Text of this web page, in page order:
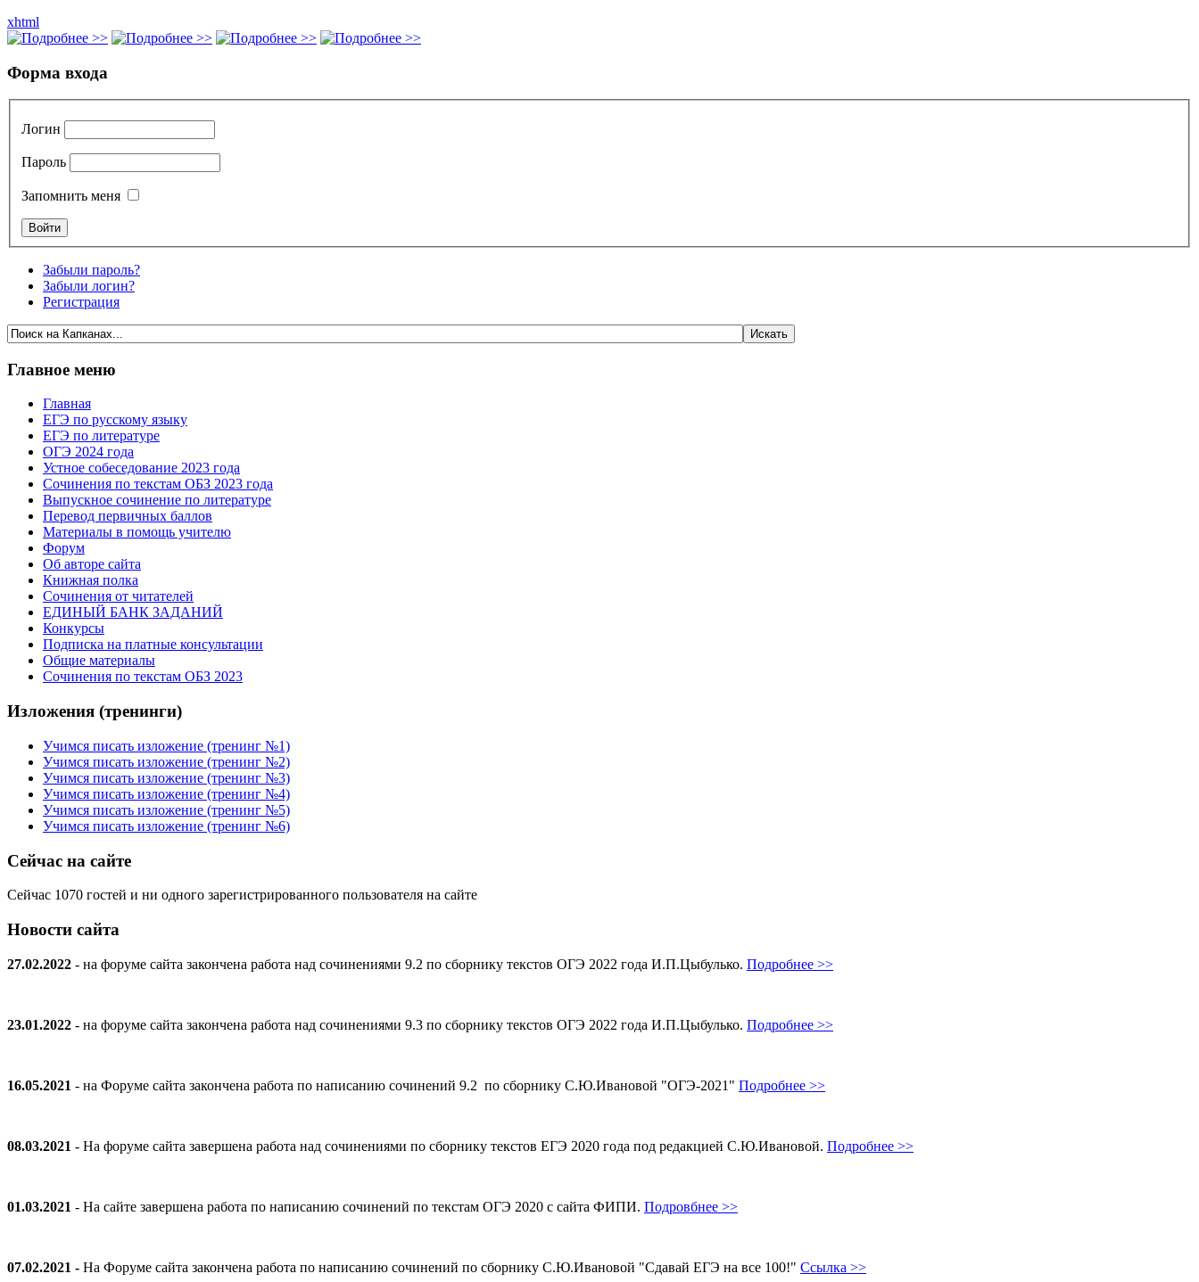
xhtml
Форма входа
Логин
Пароль
Запомнить меня
Забыли пароль?
Забыли логин?
Регистрация
Главное меню
Главная
ЕГЭ по русскому языку
ЕГЭ по литературе
ОГЭ 2024 года
Устное собеседование 2023 года
Сочинения по текстам ОБЗ 2023 года
Выпускное сочинение по литературе
Перевод первичных баллов
Материалы в помощь учителю
Форум
Об авторе сайта
Книжная полка
Cочинения от читателей
ЕДИНЫЙ БАНК ЗАДАНИЙ
Конкурсы
Подписка на платные консультации
Общие материалы
Сочинения по текстам ОБЗ 2023
Изложения (тренинги)
Учимся писать изложение (тренинг №1)
Учимся писать изложение (тренинг №2)
Учимся писать изложение (тренинг №3)
Учимся писать изложение (тренинг №4)
Учимся писать изложение (тренинг №5)
Учимся писать изложение (тренинг №6)
Сейчас на сайте
Сейчас 1070 гостей и ни одного зарегистрированного пользователя на сайте
Новости сайта
27.02.2022 - на форуме сайта закончена работа над сочинениями 9.2 по сборнику текстов ОГЭ 2022 года И.П.Цыбулько. Подробнее >>
23.01.2022 - на форуме сайта закончена работа над сочинениями 9.3 по сборнику текстов ОГЭ 2022 года И.П.Цыбулько. Подробнее >>
16.05.2021 - на Форуме сайта закончена работа по написанию сочинений 9.2 по сборнику С.Ю.Ивановой "ОГЭ-2021" Подробнее >>
08.03.2021 - На форуме сайта завершена работа над сочинениями по сборнику текстов ЕГЭ 2020 года под редакцией С.Ю.Ивановой. Подробнее >>
01.03.2021 - На сайте завершена работа по написанию сочинений по текстам ОГЭ 2020 с сайта ФИПИ. Подровбнее >>
07.02.2021 - На Форуме сайта закончена работа по написанию сочинений по сборнику С.Ю.Ивановой "Сдавай ЕГЭ на все 100!" Ссылка >>